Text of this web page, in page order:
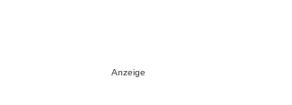
Anzeige